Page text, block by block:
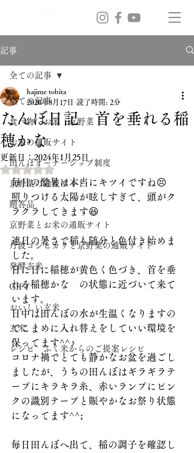
記事
全ての記事
食べ物 お米 京野菜
お米の通販サイト
田んぼオーナーシップ制度
京野菜の通販サイト
贈答品
京野菜とお米の通販サイト
丹波コシヒカリと京野菜の通販サイト
発酵玄米
GIFT
おいしい玄米
玄米
レシピ ふく米からのご提案レシピ
全ての記事
たんぼ日記 首を垂れる稲
穂かな
hajime tobita
2020年8月17日 読了時間: 2分
更新日：2024年1月25日
5つ星のうちNaNと評価されています。
毎日の酷暑は本当にキツイですね😣
照りつける太陽が眩しすぎて、頭がク
ラクラしてきます😆
連日の暑さで稲も随分と色付き始めま
した。
日に日に稲穂が黄色く色づき、首を垂
れる稲穂かな　の状態に近づいて来て
います。
日中は田んぼの水が生温くなりますの
でこまめに入れ替えをしていい環境を
保ってます^^♪
コロナ禍でとても静かなお盆を過ごし
ましたが、うちの田んぼはギラギラテ
ープにキラキラ糸、赤いランプにピン
クの識別テープと賑やかなお祭り状態
になってます^^;
毎日田んぼへ出て、稲の調子を確認し